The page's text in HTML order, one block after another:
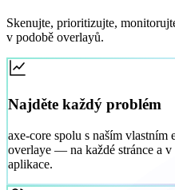
Skenujte, prioritizujte,
v podobě overlayů.
Najděte každý problém
axe-core spolu s naším
overlaye — na každé stránce a
aplikace.